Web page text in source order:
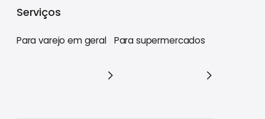
Serviços
Para varejo em geral Para supermercados